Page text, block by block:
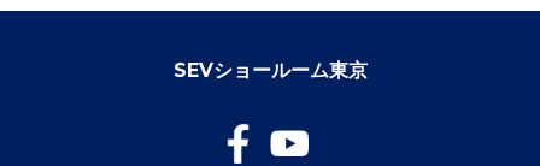
SEVショールーム東京